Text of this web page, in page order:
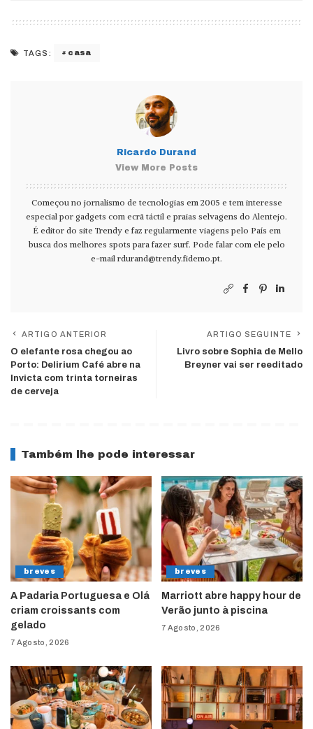
TAGS: casa
Ricardo Durand
View More Posts
Começou no jornalismo de tecnologias em 2005 e tem interesse
especial por gadgets com ecrã táctil e praias selvagens do Alentejo.
É editor do site Trendy e faz regularmente viagens pelo País em
busca dos melhores spots para fazer surf. Pode falar com ele pelo
e-mail rdurand@trendy.fidemo.pt.
ARTIGO ANTERIOR
O elefante rosa chegou ao
Porto: Delirium Café abre na
Invicta com trinta torneiras
de cerveja
ARTIGO SEGUINTE
Livro sobre Sophia de Mello
Breyner vai ser reeditado
Também lhe pode interessar
breves
A Padaria Portuguesa e Olá
criam croissants com
gelado
7 Agosto, 2026
breves
Marriott abre happy hour de
Verão junto à piscina
7 Agosto, 2026